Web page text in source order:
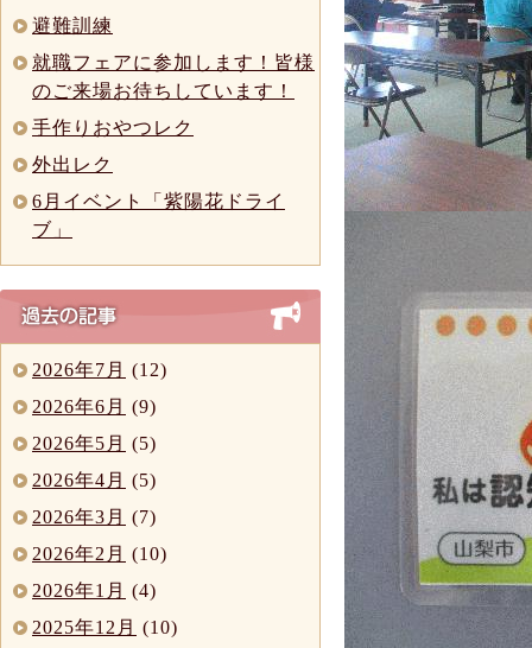
避難訓練
就職フェアに参加します！皆様
のご来場お待ちしています！
手作りおやつレク
外出レク
6月イベント「紫陽花ドライ
ブ」
2026年7月 (12)
2026年6月 (9)
2026年5月 (5)
2026年4月 (5)
2026年3月 (7)
2026年2月 (10)
2026年1月 (4)
2025年12月 (10)